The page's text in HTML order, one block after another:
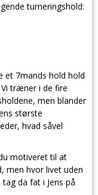
turneringshold:
et 7mands hold hold
træner i de fire
men blander
største
hvad såvel
motiveret til at
men hvor livet uden
da fat i Jens på